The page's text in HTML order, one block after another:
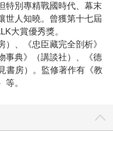
特別專精戰國時代、幕末
世人知曉。曾獲第十七屆
大賞優秀獎。
、《忠臣藏完全剖析》
事典》（講談社）、《德
書房）。監修著作有《教
。